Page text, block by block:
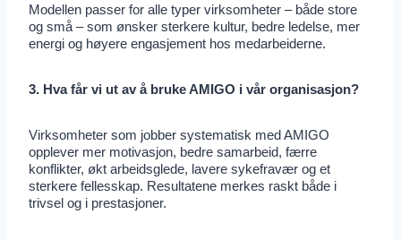
Modellen passer for alle typer virksomheter – både store
og små – som ønsker sterkere kultur, bedre ledelse, mer
energi og høyere engasjement hos medarbeiderne.
3. Hva får vi ut av å bruke AMIGO i vår organisasjon?
Virksomheter som jobber systematisk med AMIGO
opplever mer motivasjon, bedre samarbeid, færre
konflikter, økt arbeidsglede, lavere sykefravær og et
sterkere fellesskap. Resultatene merkes raskt både i
trivsel og i prestasjoner.